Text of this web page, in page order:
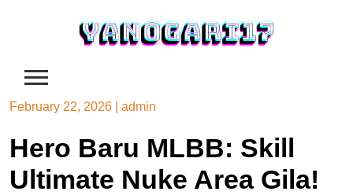
February 22, 2026 admin
Hero Baru MLBB: Skill
Ultimate Nuke Area Gila!